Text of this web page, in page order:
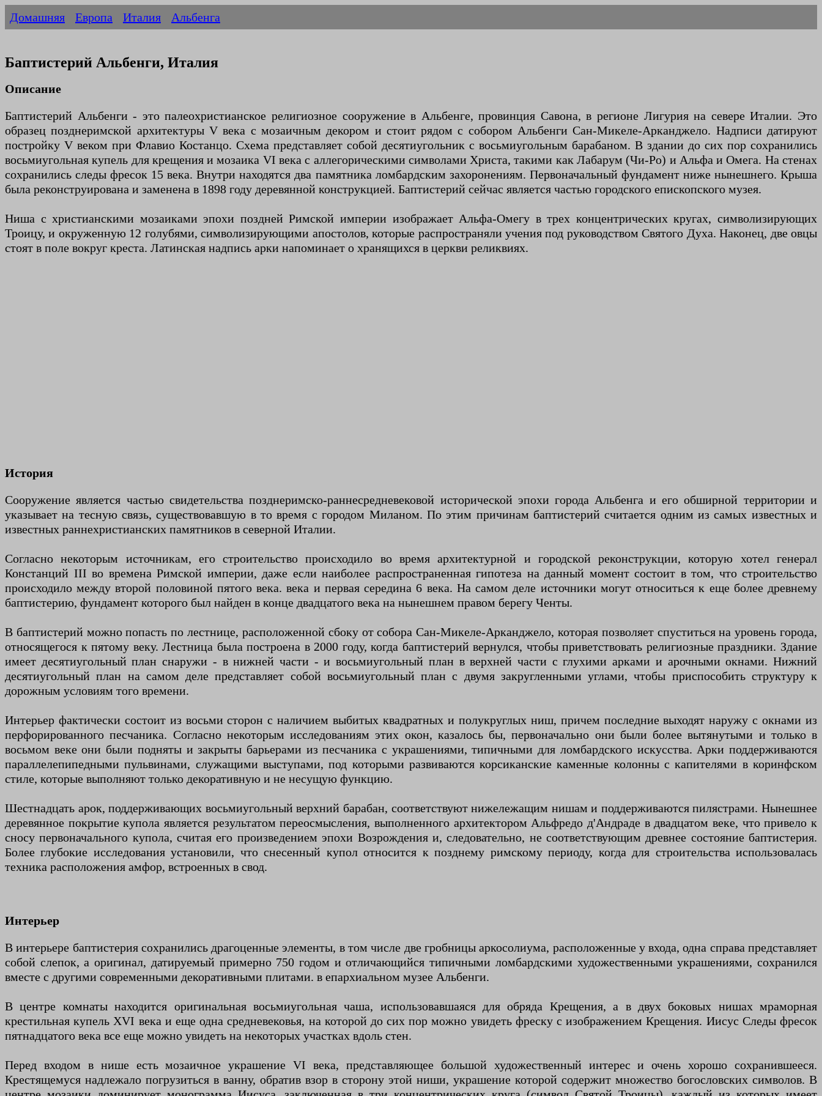
Домашняя Европа Италия Альбенга
Баптистерий Альбенги, Италия
Описание
Баптистерий Альбенги - это палеохристианское религиозное сооружение в Альбенге, провинция Савона, в регионе Лигурия на севере Италии. Это
образец позднеримской архитектуры V века с мозаичным декором и стоит рядом с собором Альбенги Сан-Микеле-Арканджело. Надписи датируют
постройку V веком при Флавио Костанцо. Схема представляет собой десятиугольник с восьмиугольным барабаном. В здании до сих пор сохранились
восьмиугольная купель для крещения и мозаика VI века с аллегорическими символами Христа, такими как Лабарум (Чи-Ро) и Альфа и Омега. На стенах
сохранились следы фресок 15 века. Внутри находятся два памятника ломбардским захоронениям. Первоначальный фундамент ниже нынешнего. Крыша
была реконструирована и заменена в 1898 году деревянной конструкцией. Баптистерий сейчас является частью городского епископского музея.
Ниша с христианскими мозаиками эпохи поздней Римской империи изображает Альфа-Омегу в трех концентрических кругах, символизирующих
Троицу, и окруженную 12 голубями, символизирующими апостолов, которые распространяли учения под руководством Святого Духа. Наконец, две овцы
стоят в поле вокруг креста. Латинская надпись арки напоминает о хранящихся в церкви реликвиях.
История
Сооружение является частью свидетельства позднеримско-раннесредневековой исторической эпохи города Альбенга и его обширной территории и
указывает на тесную связь, существовавшую в то время с городом Миланом. По этим причинам баптистерий считается одним из самых известных и
известных раннехристианских памятников в северной Италии.
Согласно некоторым источникам, его строительство происходило во время архитектурной и городской реконструкции, которую хотел генерал
Констанций III во времена Римской империи, даже если наиболее распространенная гипотеза на данный момент состоит в том, что строительство
происходило между второй половиной пятого века. века и первая середина 6 века. На самом деле источники могут относиться к еще более древнему
баптистерию, фундамент которого был найден в конце двадцатого века на нынешнем правом берегу Ченты.
В баптистерий можно попасть по лестнице, расположенной сбоку от собора Сан-Микеле-Арканджело, которая позволяет спуститься на уровень города,
относящегося к пятому веку. Лестница была построена в 2000 году, когда баптистерий вернулся, чтобы приветствовать религиозные праздники. Здание
имеет десятиугольный план снаружи - в нижней части - и восьмиугольный план в верхней части с глухими арками и арочными окнами. Нижний
десятиугольный план на самом деле представляет собой восьмиугольный план с двумя закругленными углами, чтобы приспособить структуру к
дорожным условиям того времени.
Интерьер фактически состоит из восьми сторон с наличием выбитых квадратных и полукруглых ниш, причем последние выходят наружу с окнами из
перфорированного песчаника. Согласно некоторым исследованиям этих окон, казалось бы, первоначально они были более вытянутыми и только в
восьмом веке они были подняты и закрыты барьерами из песчаника с украшениями, типичными для ломбардского искусства. Арки поддерживаются
параллелепипедными пульвинами, служащими выступами, под которыми развиваются корсиканские каменные колонны с капителями в коринфском
стиле, которые выполняют только декоративную и не несущую функцию.
Шестнадцать арок, поддерживающих восьмиугольный верхний барабан, соответствуют нижележащим нишам и поддерживаются пилястрами. Нынешнее
деревянное покрытие купола является результатом переосмысления, выполненного архитектором Альфредо д'Андраде в двадцатом веке, что привело к
сносу первоначального купола, считая его произведением эпохи Возрождения и, следовательно, не соответствующим древнее состояние баптистерия.
Более глубокие исследования установили, что снесенный купол относится к позднему римскому периоду, когда для строительства использовалась
техника расположения амфор, встроенных в свод.
Интерьер
В интерьере баптистерия сохранились драгоценные элементы, в том числе две гробницы аркосолиума, расположенные у входа, одна справа представляет
собой слепок, а оригинал, датируемый примерно 750 годом и отличающийся типичными ломбардскими художественными украшениями, сохранился
вместе с другими современными декоративными плитами. в епархиальном музее Альбенги.
В центре комнаты находится оригинальная восьмиугольная чаша, использовавшаяся для обряда Крещения, а в двух боковых нишах мраморная
крестильная купель XVI века и еще одна средневековья, на которой до сих пор можно увидеть фреску с изображением Крещения. Иисус Следы фресок
пятнадцатого века все еще можно увидеть на некоторых участках вдоль стен.
Перед входом в нише есть мозаичное украшение VI века, представляющее большой художественный интерес и очень хорошо сохранившееся.
Крестящемуся надлежало погрузиться в ванну, обратив взор в сторону этой ниши, украшение которой содержит множество богословских символов. В